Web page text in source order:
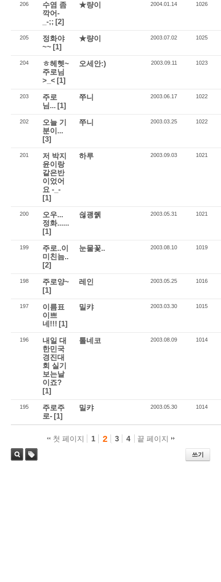
206
수염 좀
깍어-
_-;; [2]
★량이 2004.01.14 1026
205
정화야
~~ [1]
★량이 2003.07.02 1025
204
ㅎ헤헷~
주로님
>_< [1]
오세안:) 2003.09.11 1023
203
주로
님... [1]
쭈니 2003.06.17 1022
202
오늘 기
분이...
[3]
쭈니 2003.03.25 1022
201
저 박지
윤이랑
같은반
이었어
요 -_-
[1]
하루 2003.09.03 1021
200
오우...
정화......
[1]
쉲괭줽 2003.05.31 1021
199
주로..이
미친늠..
[2]
눈물꽃.. 2003.08.10 1019
198
주로양~
[1]
레인 2003.05.25 1016
197
이름표
이쁘
네!!! [1]
밀캬 2003.03.30 1015
196
내일 대
한민국
경진대
회 실기
보는날
이죠?
[1]
톨네코 2003.08.09 1014
195
주로주
로- [1]
밀캬 2003.05.30 1014
첫 페이지 1 2 3 4 끝 페이지
쓰기